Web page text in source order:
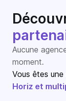
Aucune
moment.
Vous êtes une
Horiz et